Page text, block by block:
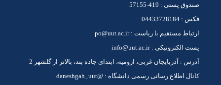
صندوق پستی : 419-57155
فکس : 04433728184
ارتباط مستقیم با ریاست : po@uut.ac.ir
پست الکترونیکی : info@uut.ac.ir
آدرس : آذربایجان غربی، ارومیه، ابتدای جاده بند، بالاتر از گلشهر 2
کانال اطلاع رسانی رسمی دانشگاه : @daneshgah_uut